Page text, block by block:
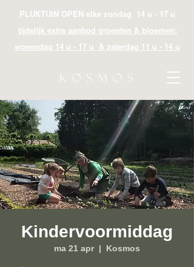
PLUKTUIN OPEN elke zondag 14 u - 17 u
tijdelijk extra aanbod groenten & bloemen:
woensdag 14 u - 17 u & zaterdag 11 u - 14 u
Kindervoormiddag
ma 21 apr
  |
Kosmos